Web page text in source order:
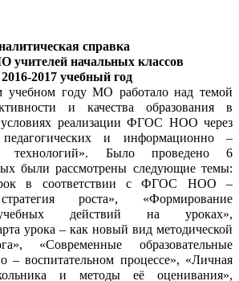
справка
учителей начальных классов
2016-2017 учебный год
году МО работало над темой
и качества образования в
реализации ФГОС НОО через
и информационно –
технологий». Было проведено 6
были рассмотрены следующие темы:
в соответствии с ФГОС НОО –
роста», «Формирование
действий на уроках»,
урока – как новый вид методической
«Современные образовательные
– воспитательном процессе», «Личная
и методы её оценивания»,